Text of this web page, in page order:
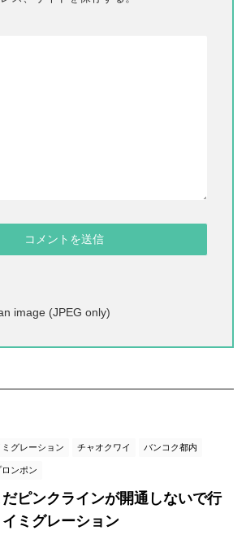
image (JPEG only)
ミグレーション チャオクワイ バンコク都内
ロンポン
だピンクラインが開通しないで行
イミグレーション